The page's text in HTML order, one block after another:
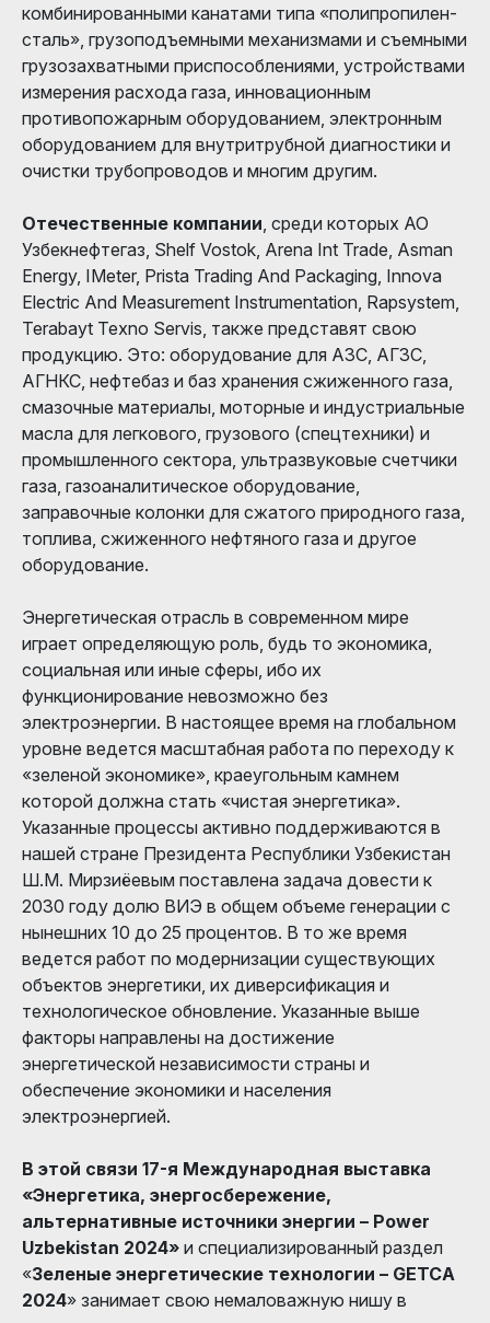
комбинированными канатами типа «полипропилен-
сталь», грузоподъемными механизмами и съемными
грузозахватными приспособлениями, устройствами
измерения расхода газа, инновационным
противопожарным оборудованием, электронным
оборудованием для внутритрубной диагностики и
очистки трубопроводов и многим другим.
Отечественные компании , среди которых АО
Узбекнефтегаз, Shelf Vostok, Arena Int Trade, Asman
Energy, IMeter, Prista Trading And Packaging, Innova
Electric And Measurement Instrumentation, Rapsystem,
Terabayt Texno Servis, также представят свою
продукцию. Это: оборудование для АЗС, АГЗС,
АГНКС, нефтебаз и баз хранения сжиженного газа,
смазочные материалы, моторные и индустриальные
масла для легкового, грузового (спецтехники) и
промышленного сектора, ультразвуковые счетчики
газа, газоаналитическое оборудование,
заправочные колонки для сжатого природного газа,
топлива, сжиженного нефтяного газа и другое
оборудование.
Энергетическая отрасль в современном мире
играет определяющую роль, будь то экономика,
социальная или иные сферы, ибо их
функционирование невозможно без
электроэнергии. В настоящее время на глобальном
уровне ведется масштабная работа по переходу к
«зеленой экономике», краеугольным камнем
которой должна стать «чистая энергетика».
Указанные процессы активно поддерживаются в
нашей стране Президента Республики Узбекистан
Ш.М. Мирзиёевым поставлена задача довести к
2030 году долю ВИЭ в общем объеме генерации с
нынешних 10 до 25 процентов. В то же время
ведется работ по модернизации существующих
объектов энергетики, их диверсификация и
технологическое обновление. Указанные выше
факторы направлены на достижение
энергетической независимости страны и
обеспечение экономики и населения
электроэнергией.
В этой связи 17-я Международная выставка
«Энергетика, энергосбережение,
альтернативные источники энергии – Power
Uzbekistan 2024» и специализированный раздел
«Зеленые энергетические технологии – GETCA
2024» занимает свою немаловажную нишу в